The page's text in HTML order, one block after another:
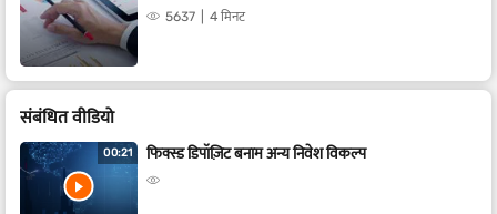
5637 4 मिनट
संबंधित वीडियो
00:21 फिक्स्ड डिपॉज़िट बनाम अन्य निवेश विकल्प